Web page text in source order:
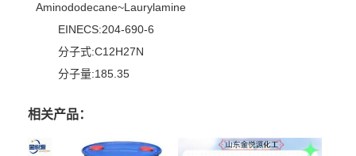
Aminododecane~Laurylamine
EINECS:204-690-6
分子式:C12H27N
分子量:185.35
相关产品：